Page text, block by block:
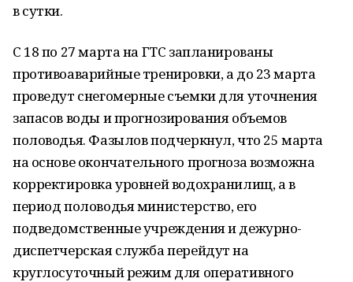
в сутки.
С 18 по 27 марта на ГТС запланированы
противоаварийные тренировки, а до 23 марта
проведут снегомерные съемки для уточнения
запасов воды и прогнозирования объемов
половодья. Фазылов подчеркнул, что 25 марта
на основе окончательного прогноза возможна
корректировка уровней водохранилищ, а в
период половодья министерство, его
подведомственные учреждения и дежурно-
диспетчерская служба перейдут на
круглосуточный режим для оперативного